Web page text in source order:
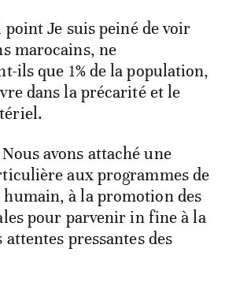
point Je suis peiné de voir
marocains, ne
ils que 1% de la population,
dans la précarité et le
avons attaché une
aux programmes de
humain, à la promotion des
pour parvenir in fine à la
pressantes des